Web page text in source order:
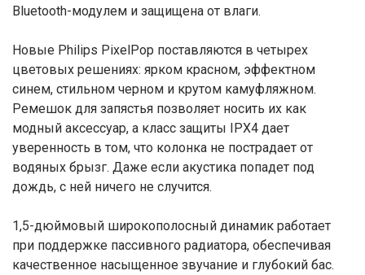
Bluetooth-модулем и защищена от влаги.
Новые Philips PixelPop поставляются в четырех
цветовых решениях: ярком красном, эффектном
синем, стильном черном и крутом камуфляжном.
Ремешок для запястья позволяет носить их как
модный аксессуар, а класс защиты IPX4 дает
уверенность в том, что колонка не пострадает от
водяных брызг. Даже если акустика попадет под
дождь, с ней ничего не случится.
1,5-дюймовый широкополосный динамик работает
при поддержке пассивного радиатора, обеспечивая
качественное насыщенное звучание и глубокий бас.